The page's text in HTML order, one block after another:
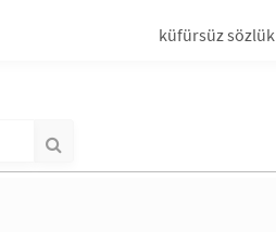
küfürsüz sözlük